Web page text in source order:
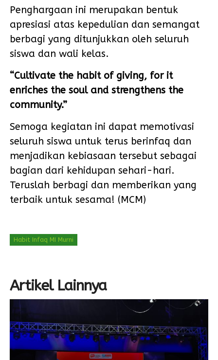
Penghargaan ini merupakan bentuk
apresiasi atas kepedulian dan semangat
berbagi yang ditunjukkan oleh seluruh
siswa dan wali kelas.
“Cultivate the habit of giving, for it
enriches the soul and strengthens the
community.”
Semoga kegiatan ini dapat memotivasi
seluruh siswa untuk terus berinfaq dan
menjadikan kebiasaan tersebut sebagai
bagian dari kehidupan sehari-hari.
Teruslah berbagi dan memberikan yang
terbaik untuk sesama! (MCM)
Habit Infaq MI Murni
Artikel Lainnya